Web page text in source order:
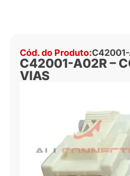
Cód. do Produto:
C42001-A02R –
VIAS